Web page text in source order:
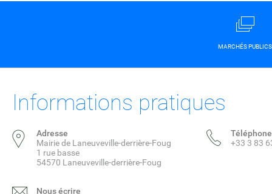
MARCHÉS PUBLICS
Informations pratiques
Adresse
Mairie de Laneuveville-derrière-Foug
1 rue basse
54570 Laneuveville-derrière-Foug
Nous écrire
Téléphone
+33 3 83